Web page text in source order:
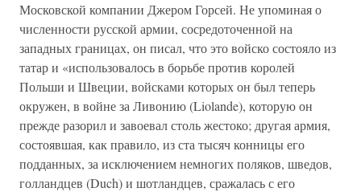
Московской компании Джером Горсей. Не упоминая о
численности русской армии, сосредоточенной на
западных границах, он писал, что это войско состояло из
татар и «использовалось в борьбе против королей
Польши и Швеции, войсками которых он был теперь
окружен, в войне за Ливонию (Liolande), которую он
прежде разорил и завоевал столь жестоко; другая армия,
состоявшая, как правило, из ста тысяч конницы его
подданных, за исключением немногих поляков, шведов,
голландцев (Duch) и шотландцев, сражалась с его